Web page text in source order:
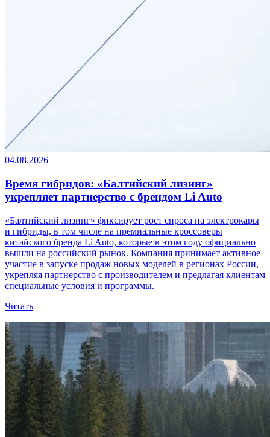
04.08.2026
Время гибридов: «Балтийский лизинг»
укрепляет партнерство с брендом Li Auto
«Балтийский лизинг» фиксирует рост спроса на электрокары
и гибриды, в том числе на премиальные кроссоверы
китайского бренда Li Auto, которые в этом году официально
вышли на российский рынок. Компания принимает активное
участие в запуске продаж новых моделей в регионах России,
укрепляя партнерство с производителем и предлагая клиентам
специальные условия и программы.
Читать